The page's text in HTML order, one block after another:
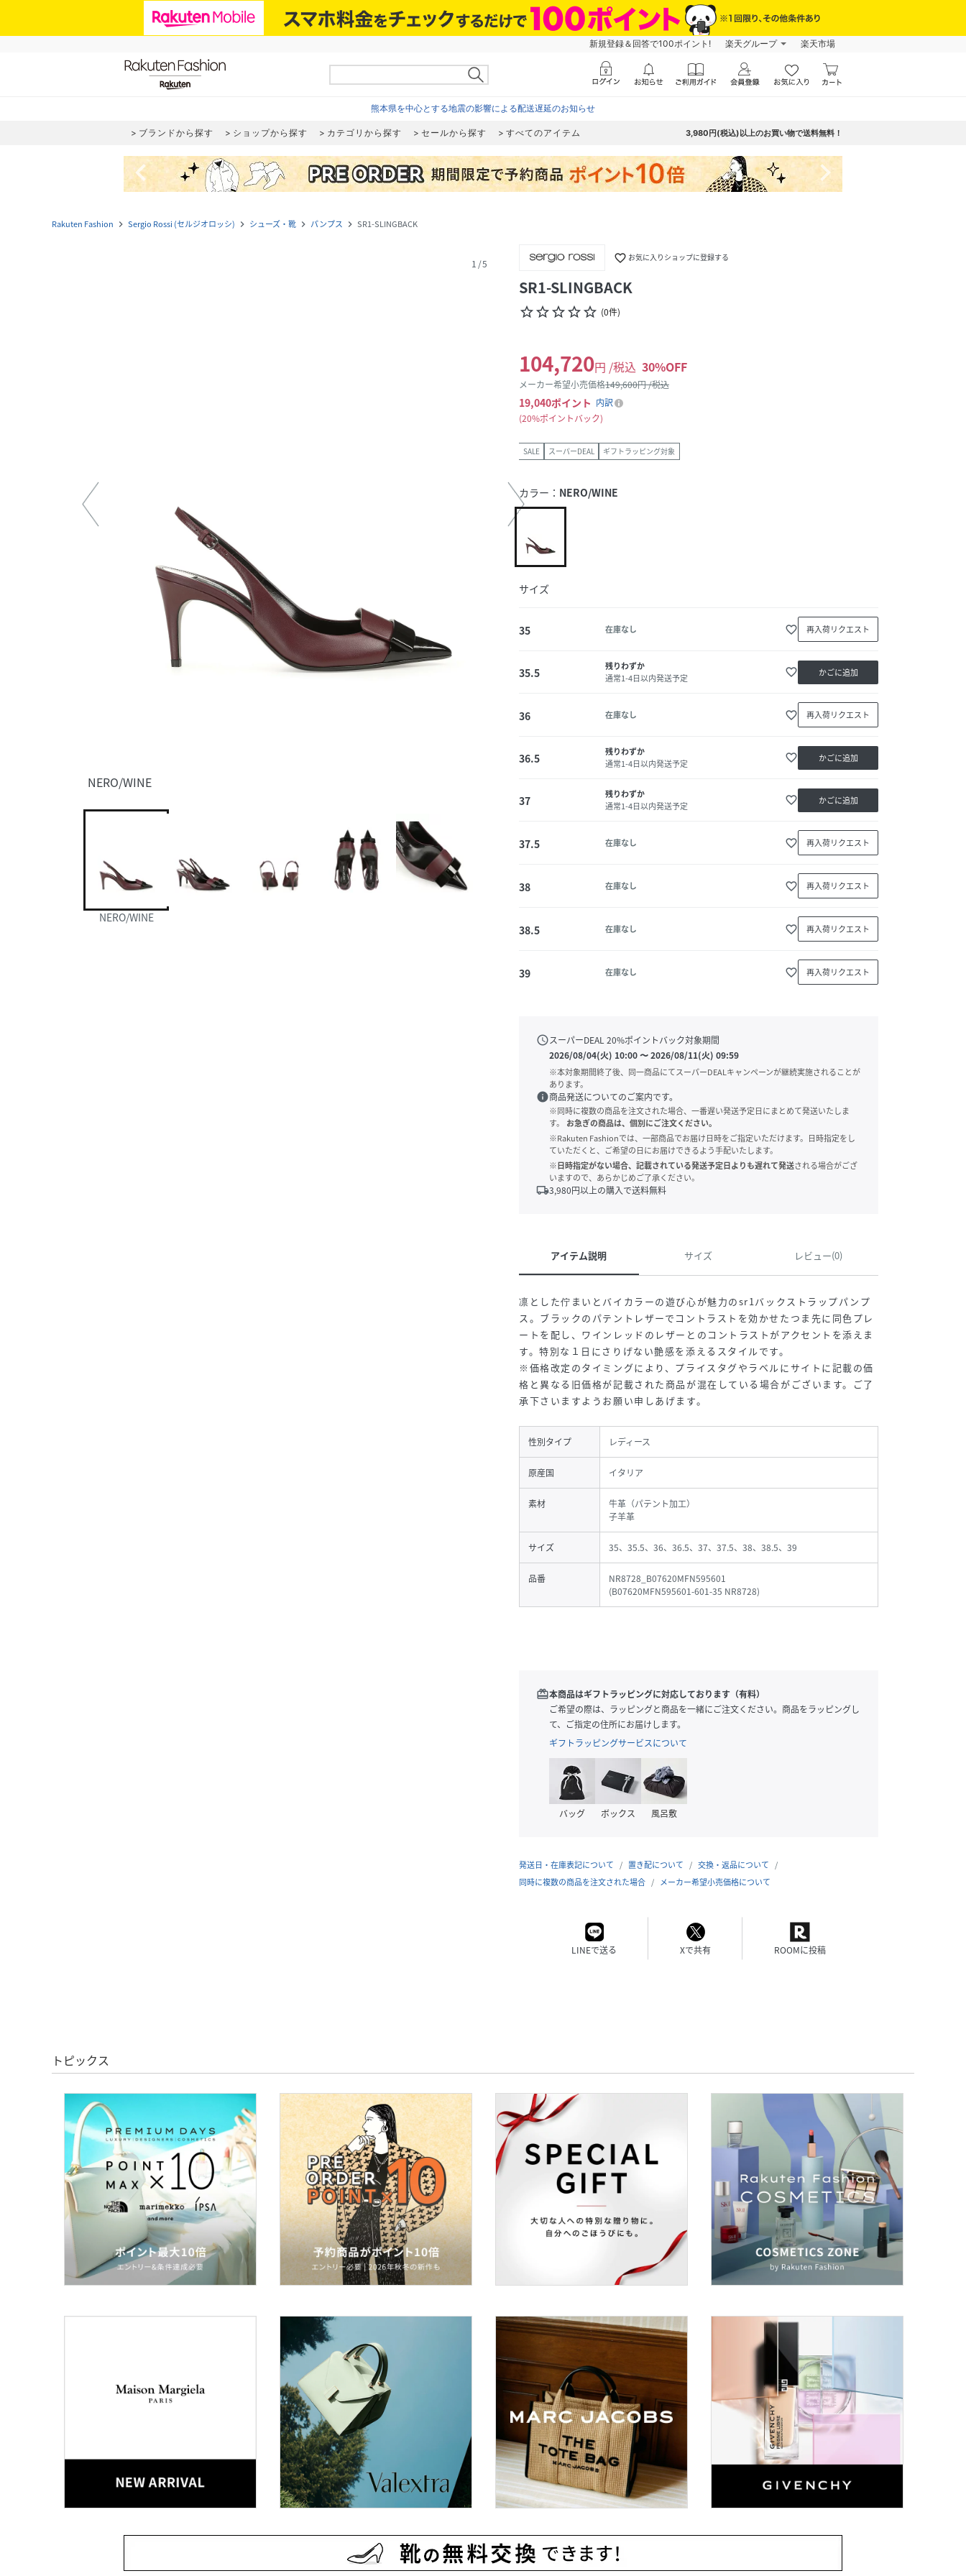
新規登録＆回答で100ポイント! 楽天グループ 楽天市場
熊本県を中心とする地震の影響による配送遅延のお知らせ
ブランドから探す ショップから探す カテゴリから探す セールから探す すべてのアイテム 3,980円(税込)以上のお買い物で送料無料！
navigate_before navigate_next
Rakuten Fashion navigate_next Sergio Rossi (セルジオロッシ) navigate_next シューズ・靴 navigate_next パンプス navigate_next SR1-SLINGBACK
1 /5
NERO/WINE
NERO/WINE
favorite_border お気に入りショップに登録する
SR1-SLINGBACK
star_borderstar_borderstar_borderstar_borderstar_border (0件)
104,720円 /税込 30%OFF
メーカー希望小売価格149,600円 /税込
19,040ポイント 内訳
20%ポイントバック
SALE スーパーDEAL ギフトラッピング対象
カラー： NERO/WINE
サイズ
35 在庫なし favorite_border 再入荷リクエスト
35.5
残りわずか
通常1-4日以内発送予定
favorite_border かごに追加
36 在庫なし favorite_border 再入荷リクエスト
36.5
残りわずか
通常1-4日以内発送予定
favorite_border かごに追加
37
残りわずか
通常1-4日以内発送予定
favorite_border かごに追加
37.5 在庫なし favorite_border 再入荷リクエスト
38 在庫なし favorite_border 再入荷リクエスト
38.5 在庫なし favorite_border 再入荷リクエスト
39 在庫なし favorite_border 再入荷リクエスト
scheduleスーパーDEAL20%ポイントバック対象期間
2026/08/04(火) 10:00〜2026/08/11(火) 09:59
※本対象期間終了後、同一商品にてスーパーDEALキャンペーンが継続実施されることが
あります。
info商品発送についてのご案内です。
※同時に複数の商品を注文された場合、一番遅い発送予定日にまとめて発送いたしま
す。
お急ぎの商品は、個別にご注文ください。
※Rakuten Fashionでは、一部商品でお届け日時をご指定いただけます。日時指定をし
ていただくと、ご希望の日にお届けできるよう手配いたします。
※日時指定がない場合、記載されている発送予定日よりも遅れて発送される場合がござ
いますので、あらかじめご了承ください。
local_shipping3,980円以上の購入で送料無料
アイテム説明 サイズ レビュー(0)
凛とした佇まいとバイカラーの遊び心が魅力のsr1バックストラップパンプ
ス。ブラックのパテントレザーでコントラストを効かせたつま先に同色プレ
ートを配し、ワインレッドのレザーとのコントラストがアクセントを添えま
す。特別な１日にさりげない艶感を添えるスタイルです。
※価格改定のタイミングにより、プライスタグやラベルにサイトに記載の価
格と異なる旧価格が記載された商品が混在している場合がございます。ご了
承下さいますようお願い申しあげます。
性別タイプ レディース
原産国 イタリア
素材
牛革（パテント加工）
子羊革
サイズ 35、35.5、36、36.5、37、37.5、38、38.5、39
品番
NR8728_B07620MFN595601
(B07620MFN595601-601-35 NR8728)
redeem本商品はギフトラッピングに対応しております（有料）
ご希望の際は、ラッピングと商品を一緒にご注文ください。商品をラッピングし
て、ご指定の住所にお届けします。
ギフトラッピングサービスについて
バッグ ボックス 風呂敷
発送日・在庫表記について 置き配について
交換・返品について
同時に複数の商品を注文された場合
メーカー希望小売価格について
LINEで送る Xで共有 ROOMに投稿
トピックス